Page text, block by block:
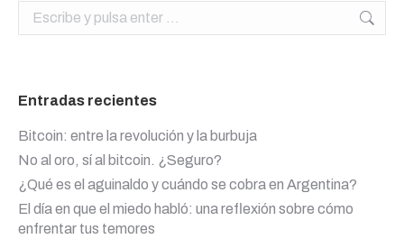
Buscar:
Entradas recientes
Bitcoin: entre la revolución y la burbuja
No al oro, sí al bitcoin. ¿Seguro?
¿Qué es el aguinaldo y cuándo se cobra en Argentina?
El día en que el miedo habló: una reflexión sobre cómo
enfrentar tus temores